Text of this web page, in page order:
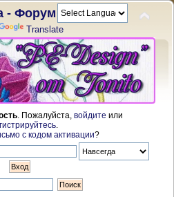
- Форум
Translate
. Пожалуйста, войдите или
с кодом активации?